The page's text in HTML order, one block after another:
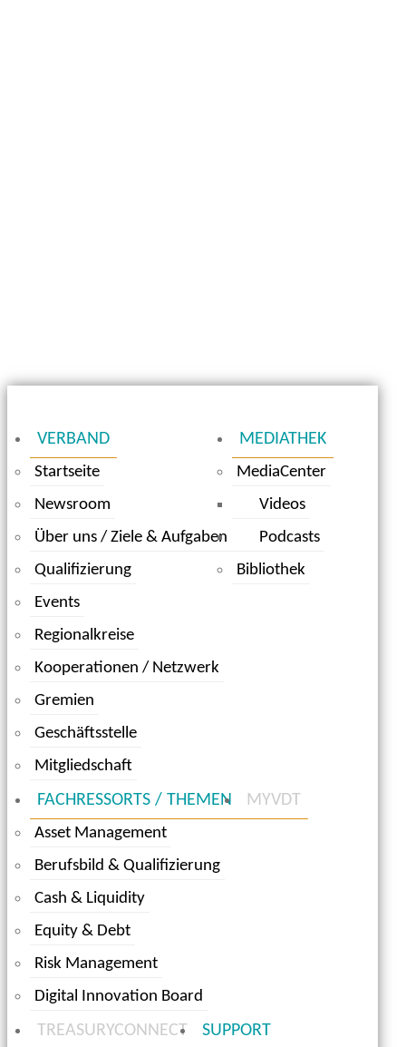
VERBAND
Startseite
Newsroom
Über uns / Ziele & Aufgaben
Qualifizierung
Events
Regionalkreise
Kooperationen / Netzwerk
Gremien
Geschäftsstelle
Mitgliedschaft
MEDIATHEK
MediaCenter
Videos
Podcasts
Bibliothek
FACHRESSORTS / THEMEN
Asset Management
Berufsbild & Qualifizierung
Cash & Liquidity
Equity & Debt
Risk Management
Digital Innovation Board
MYVDT
TREASURYCONNECT SUPPORT